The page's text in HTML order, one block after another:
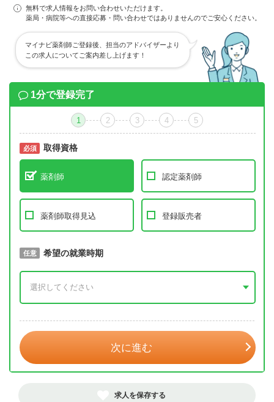
無料で求人情報をお問い合わせいただけます。
薬局・病院等への直接応募・問い合わせではありませんのでご安心ください。
マイナビ薬剤師ご登録後、担当のアドバイザーより
この求人についてご案内差し上げます！
1分で登録完了
1 2 3 4 5
必須 取得資格
薬剤師 認定薬剤師
薬剤師取得見込 登録販売者
必須 取得予定年
任意 希望の就業時期
次に進む
求人を保存する